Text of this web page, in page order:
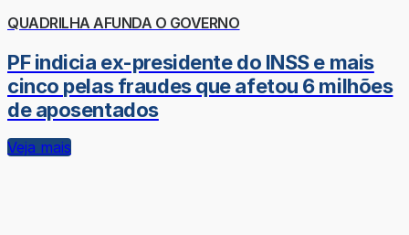
QUADRILHA AFUNDA O GOVERNO
PF indicia ex-presidente do INSS e mais
cinco pelas fraudes que afetou 6 milhões
de aposentados
Veja mais